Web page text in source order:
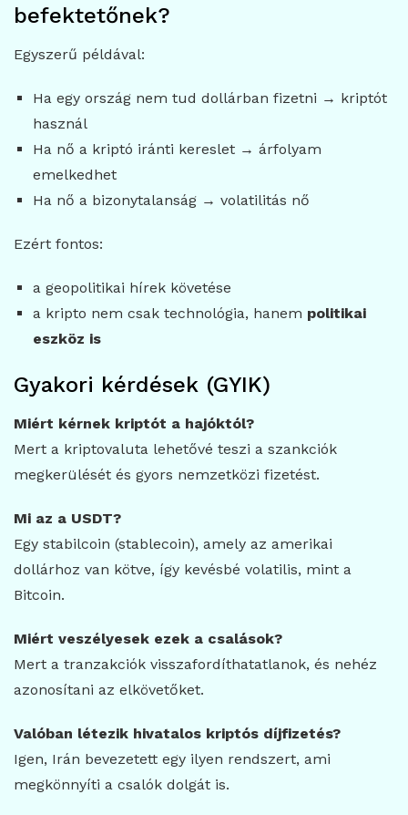
befektetőnek?
Egyszerű példával:
Ha egy ország nem tud dollárban fizetni → kriptót
használ
Ha nő a kriptó iránti kereslet → árfolyam
emelkedhet
Ha nő a bizonytalanság → volatilitás nő
Ezért fontos:
a geopolitikai hírek követése
a kripto nem csak technológia, hanem politikai
eszköz is
Gyakori kérdések (GYIK)
Miért kérnek kriptót a hajóktól?
Mert a kriptovaluta lehetővé teszi a szankciók
megkerülését és gyors nemzetközi fizetést.
Mi az a USDT?
Egy stabilcoin (stablecoin), amely az amerikai
dollárhoz van kötve, így kevésbé volatilis, mint a
Bitcoin.
Miért veszélyesek ezek a csalások?
Mert a tranzakciók visszafordíthatatlanok, és nehéz
azonosítani az elkövetőket.
Valóban létezik hivatalos kriptós díjfizetés?
Igen, Irán bevezetett egy ilyen rendszert, ami
megkönnyíti a csalók dolgát is.